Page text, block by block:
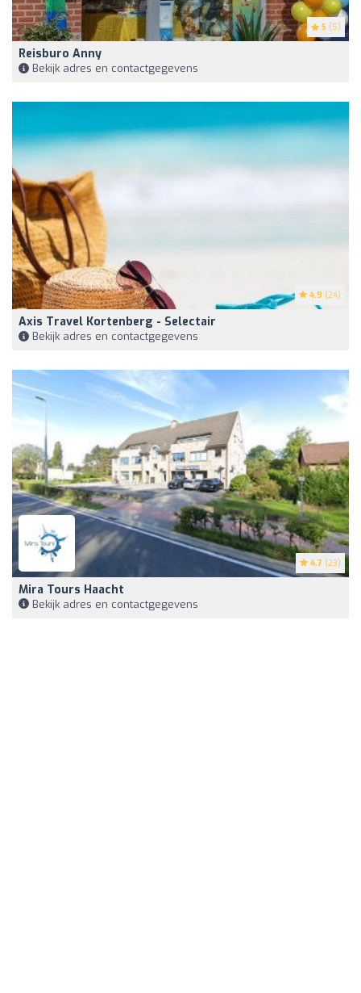
5 (5)
Reisburo Anny
Bekijk adres en contactgegevens
4.9 (24)
Axis Travel Kortenberg - Selectair
Bekijk adres en contactgegevens
4.7 (23)
Mira Tours Haacht
Bekijk adres en contactgegevens